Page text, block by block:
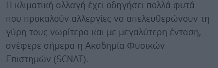
Η κλιματική αλλαγή έχει οδηγήσει πολλά φυτά
που προκαλούν αλλεργίες να απελευθερώνουν τη
γύρη τους νωρίτερα και με μεγαλύτερη ένταση,
ανέφερε σήμερα η Ακαδημία Φυσικών
Επιστημών (SCNAT).